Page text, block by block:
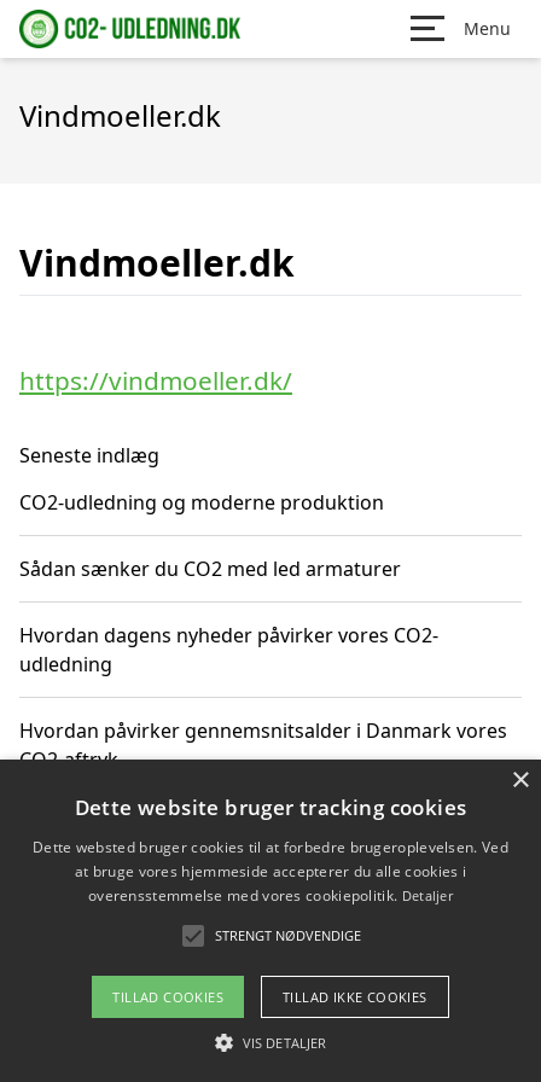
Menu
Vindmoeller.dk
Vindmoeller.dk
https://vindmoeller.dk/
Seneste indlæg
CO2-udledning og moderne produktion
Sådan sænker du CO2 med led armaturer
Hvordan dagens nyheder påvirker vores CO2-
udledning
Hvordan påvirker gennemsnitsalder i Danmark vores
CO2-aftryk
Hvordan nyheder om CO2-udledning påvirker vores
hverdag
Om / kontakt
Blog Betingelser
×
Dette website bruger tracking cookies
Dette websted bruger cookies til at forbedre brugeroplevelsen. Ved
at bruge vores hjemmeside accepterer du alle cookies i
overensstemmelse med vores cookiepolitik. Detaljer
STRENGT NØDVENDIGE
TILLAD COOKIES TILLAD IKKE COOKIES
VIS DETALJER